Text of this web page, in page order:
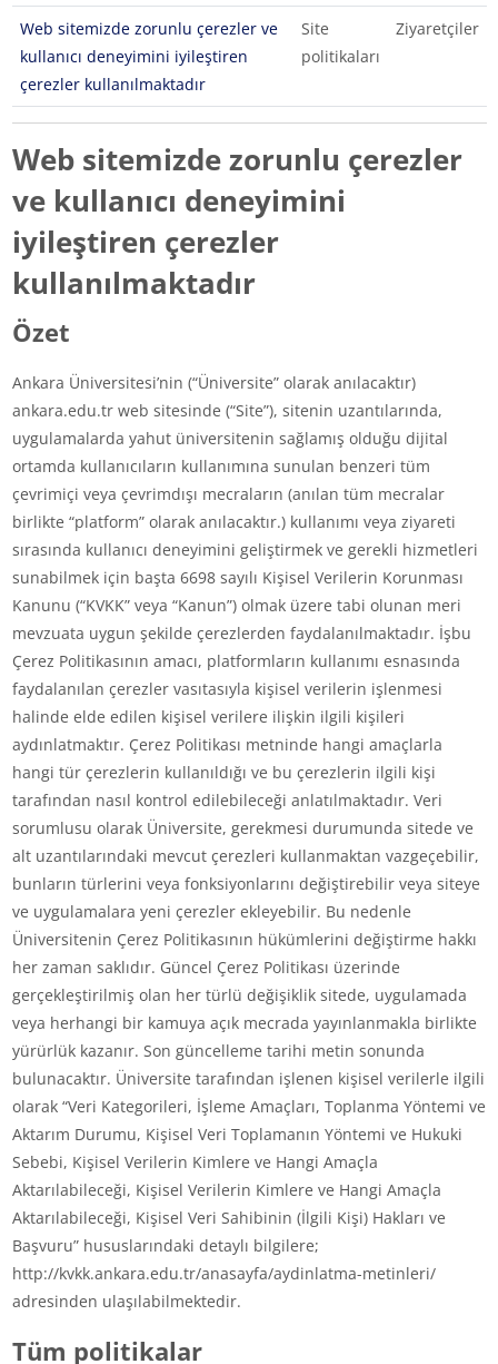
Web sitemizde zorunlu çerezler ve
kullanıcı deneyimini iyileştiren
çerezler kullanılmaktadır
Site
politikaları
Ziyaretçiler
Web sitemizde zorunlu çerezler
ve kullanıcı deneyimini
iyileştiren çerezler
kullanılmaktadır
Özet
Ankara Üniversitesi’nin (“Üniversite” olarak anılacaktır)
ankara.edu.tr web sitesinde (“Site”), sitenin uzantılarında,
uygulamalarda yahut üniversitenin sağlamış olduğu dijital
ortamda kullanıcıların kullanımına sunulan benzeri tüm
çevrimiçi veya çevrimdışı mecraların (anılan tüm mecralar
birlikte “platform” olarak anılacaktır.) kullanımı veya ziyareti
sırasında kullanıcı deneyimini geliştirmek ve gerekli hizmetleri
sunabilmek için başta 6698 sayılı Kişisel Verilerin Korunması
Kanunu (“KVKK” veya “Kanun”) olmak üzere tabi olunan meri
mevzuata uygun şekilde çerezlerden faydalanılmaktadır. İşbu
Çerez Politikasının amacı, platformların kullanımı esnasında
faydalanılan çerezler vasıtasıyla kişisel verilerin işlenmesi
halinde elde edilen kişisel verilere ilişkin ilgili kişileri
aydınlatmaktır. Çerez Politikası metninde hangi amaçlarla
hangi tür çerezlerin kullanıldığı ve bu çerezlerin ilgili kişi
tarafından nasıl kontrol edilebileceği anlatılmaktadır. Veri
sorumlusu olarak Üniversite, gerekmesi durumunda sitede ve
alt uzantılarındaki mevcut çerezleri kullanmaktan vazgeçebilir,
bunların türlerini veya fonksiyonlarını değiştirebilir veya siteye
ve uygulamalara yeni çerezler ekleyebilir. Bu nedenle
Üniversitenin Çerez Politikasının hükümlerini değiştirme hakkı
her zaman saklıdır. Güncel Çerez Politikası üzerinde
gerçekleştirilmiş olan her türlü değişiklik sitede, uygulamada
veya herhangi bir kamuya açık mecrada yayınlanmakla birlikte
yürürlük kazanır. Son güncelleme tarihi metin sonunda
bulunacaktır. Üniversite tarafından işlenen kişisel verilerle ilgili
olarak “Veri Kategorileri, İşleme Amaçları, Toplanma Yöntemi ve
Aktarım Durumu, Kişisel Veri Toplamanın Yöntemi ve Hukuki
Sebebi, Kişisel Verilerin Kimlere ve Hangi Amaçla
Aktarılabileceği, Kişisel Verilerin Kimlere ve Hangi Amaçla
Aktarılabileceği, Kişisel Veri Sahibinin (İlgili Kişi) Hakları ve
Başvuru” hususlarındaki detaylı bilgilere;
http://kvkk.ankara.edu.tr/anasayfa/aydinlatma-metinleri/
adresinden ulaşılabilmektedir.
Tüm politikalar